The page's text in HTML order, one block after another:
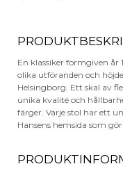
En klassiker formgiven år
olika utföranden och
Helsingborg. Ett skal av
unika kvalité och
färger. Varje stol har ett
Hansens hemsida som